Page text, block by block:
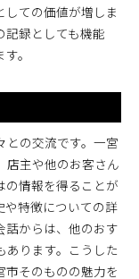
ての価値が増しま
記録としても機能
。
との交流です。一宮
店主や他のお客さん
の情報を得ることが
や特徴についての詳
話からは、他のおす
あります。こうした
そのものの魅力を